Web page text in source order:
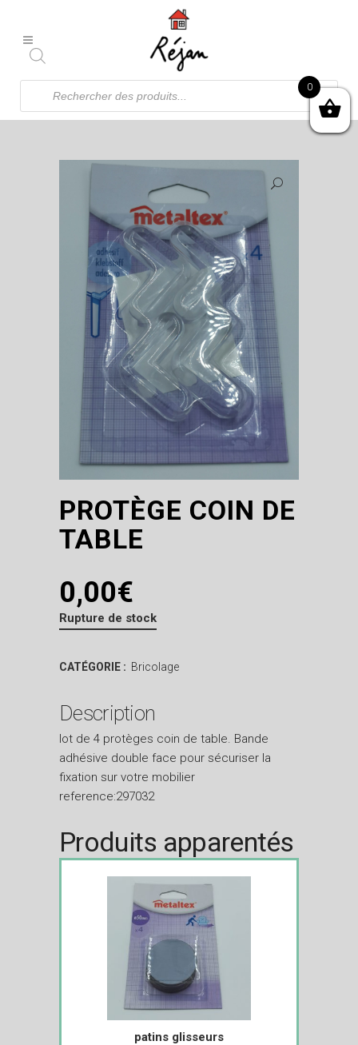
Recherche
produits
PROTÈGE COIN DE
TABLE
0,00€
Rupture de stock
CATÉGORIE : Bricolage
Description
lot de 4 protèges coin de table. Bande
adhésive double face pour sécuriser la
fixation sur votre mobilier
reference:297032
Produits apparentés
patins glisseurs
0